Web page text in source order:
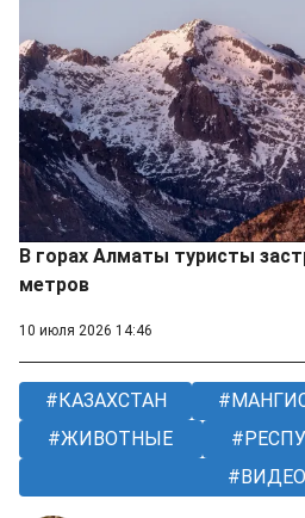
В горах Алматы туристы
метров
10 июля 2026 14:46
КАЗАХСТАН
ЖИВОТНЫЕ
ВИДЕО